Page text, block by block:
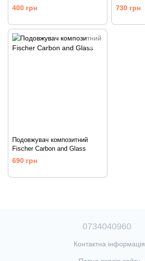
400 грн 730 грн
Подовжувач композитний
Fischer Carbon and Glass
690 грн
0734040960
Контактна інформація